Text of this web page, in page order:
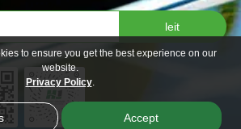
leit
to ensure you get the best experience on our
website.
Privacy Policy.
Accept